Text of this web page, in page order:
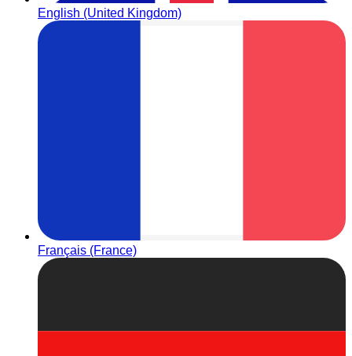
English (United Kingdom)
Français (France)